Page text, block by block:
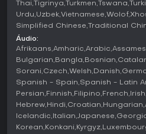
evita perigos para coletar
Complementando-o, o modo de
operações da fábrica. Aqui,
de reparo e gerencia recursos
robôs com eficiência,
Key Features
Build A Friend se destaca pela
gêneros, com jogatina ilimitada e
controles são intuitivos,
Thai Tigrinya Turkmen Tswana
Urdu Uzbek Vietnamese Wolof
Simplified Chinese
Traditional
Áudio:
Afrikaans Amharic Arabic
Bulgarian Bangla Bosnian
Sorani Czech Welsh Danish
Spanish - Spain Spanish - Latin
Persian Finnish Filipino French Irish
Hebrew Hindi Croatian Hungarian
Icelandic Italian Japanese
Korean Konkani Kyrgyz